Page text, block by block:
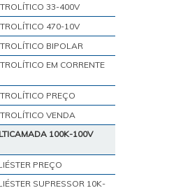
33-400V
470-10V
BIPOLAR
EM CORRENTE
PREÇO
VENDA
100K-100V
PREÇO
SUPRESSOR 10K-